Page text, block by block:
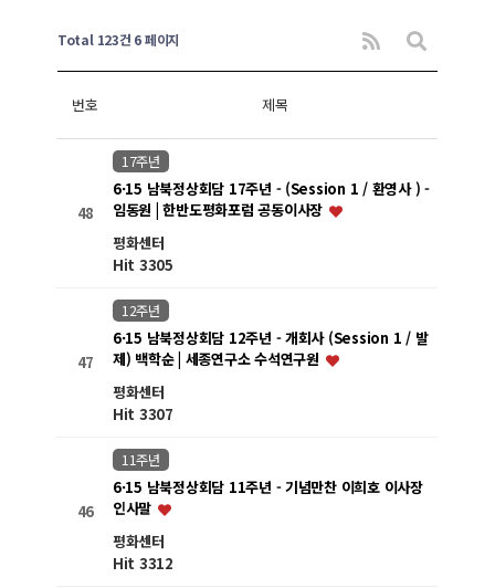
Total 123건 6 페이지
번호 제목
48
17주년
6·15 남북정상회담 17주년 - (Session 1 / 환영사 ) -
임동원 | 한반도평화포럼 공동이사장
평화센터
Hit 3305
47
12주년
6·15 남북정상회담 12주년 - 개회사 (Session 1 / 발
제) 백학순 | 세종연구소 수석연구원
평화센터
Hit 3307
46
11주년
6·15 남북정상회담 11주년 - 기념만찬 이희호 이사장
인사말
평화센터
Hit 3312